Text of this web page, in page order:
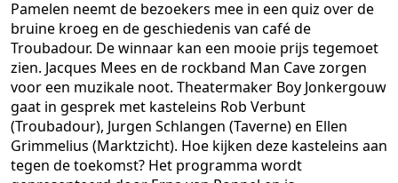
Pamelen neemt de bezoekers mee in een quiz over de
bruine kroeg en de geschiedenis van café de
Troubadour. De winnaar kan een mooie prijs tegemoet
zien. Jacques Mees en de rockband Man Cave zorgen
voor een muzikale noot. Theatermaker Boy Jonkergouw
gaat in gesprek met kasteleins Rob Verbunt
(Troubadour), Jurgen Schlangen (Taverne) en Ellen
Grimmelius (Marktzicht). Hoe kijken deze kasteleins aan
tegen de toekomst? Het programma wordt